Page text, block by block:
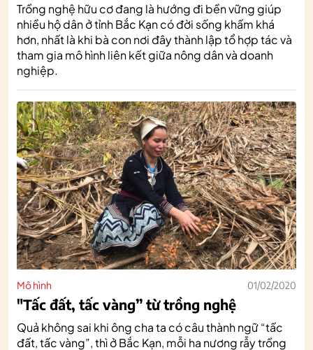
Trồng nghệ hữu cơ đang là hướng đi bền vững giúp
nhiều hộ dân ở tỉnh Bắc Kạn có đời sống khấm khá
hơn, nhất là khi bà con nơi đây thành lập tổ hợp tác và
tham gia mô hình liên kết giữa nông dân và doanh
nghiệp.
Mô hình 01/02/2020
"Tấc đất, tấc vàng” từ trồng nghệ
Quả không sai khi ông cha ta có câu thành ngữ “tấc
đất, tấc vàng”, thì ở Bắc Kạn, mỗi ha nương rẫy trồng